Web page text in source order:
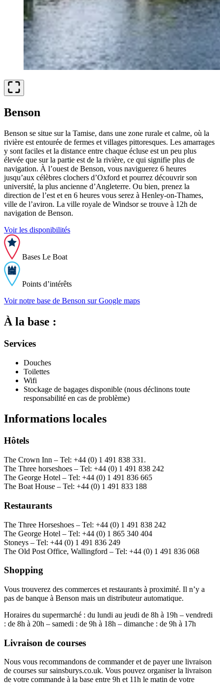
Benson
Benson se situe sur la Tamise, dans une zone rurale et calme, où la
rivière est entourée de fermes et villages pittoresques. Les amarrages
y sont faciles et la distance entre chaque écluse est un peu plus
élevée que sur la partie est de la rivière, ce qui signifie plus de
navigation. À l’ouest de Benson, vous naviguerez 6 heures
jusqu’aux célèbres clochers d’Oxford et pourrez découvrir son
université, la plus ancienne d’Angleterre. Ou bien, prenez la
direction de l’est et en 6 heures vous serez à Henley-on-Thames,
ville de l’aviron. La ville royale de Windsor se trouve à 12h de
navigation de Benson.
Voir les disponibilités
Bases Le Boat
Points d’intérêts
Voir notre base de Benson sur Google maps
À la base :
Services
Douches
Toilettes
Wifi
Stockage de bagages disponible (nous déclinons toute
responsabilité en cas de problème)
Informations locales
Hôtels
The Crown Inn – Tel: +44 (0) 1 491 838 331.
The Three horseshoes – Tel: +44 (0) 1 491 838 242
The George Hotel – Tel: +44 (0) 1 491 836 665
The Boat House – Tel: +44 (0) 1 491 833 188
Restaurants
The Three Horseshoes – Tel: +44 (0) 1 491 838 242
The George Hotel – Tel: +44 (0) 1 865 340 404
Stoneys – Tel: +44 (0) 1 491 836 249
The Old Post Office, Wallingford – Tel: +44 (0) 1 491 836 068
Shopping
Vous trouverez des commerces et restaurants à proximité. Il n’y a
pas de banque à Benson mais un distributeur automatique.
Horaires du supermarché : du lundi au jeudi de 8h à 19h – vendredi
: de 8h à 20h – samedi : de 9h à 18h – dimanche : de 9h à 17h
Livraison de courses
Nous vous recommandons de commander et de payer une livraison
de courses sur sainsburys.co.uk. Vous pouvez organiser la livraison
de votre commande à la base entre 9h et 11h le matin de votre